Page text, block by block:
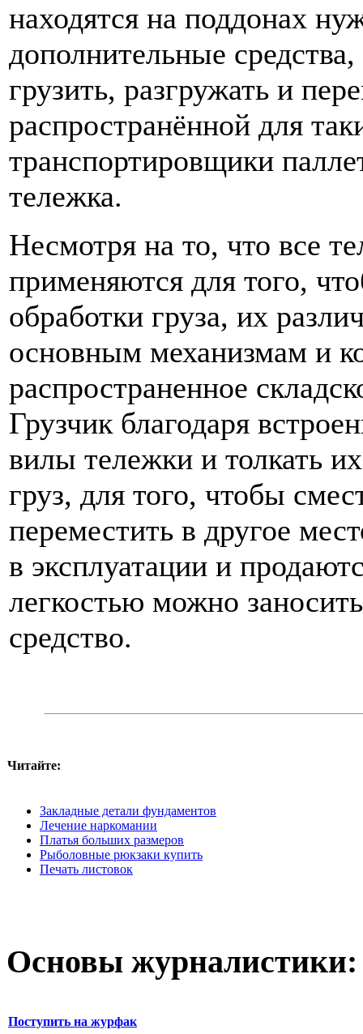
находятся на поддонах
дополнительные
грузить, разгружать и
распространённой для
транспортировщики
тележка.
Несмотря на то, что все
применяются для того,
обработки груза, их
основным механизмам и
распространенное
Грузчик благодаря
вилы тележки и толкать
груз, для того, чтобы
переместить в другое
в эксплуатации и
легкостью можно
средство.
Читайте:
Закладные детали фундаментов
Лечение наркомании
Платья больших размеров
Рыболовные рюкзаки купить
Печать листовок
Основы журналистики:
Поступить на журфак